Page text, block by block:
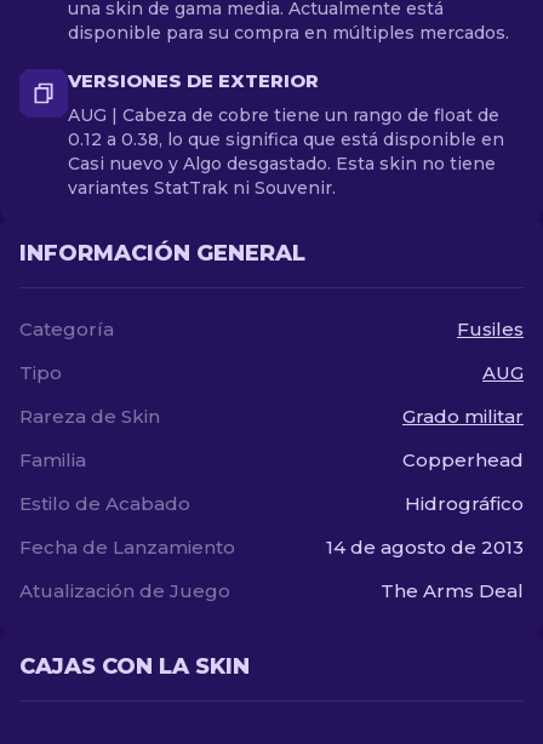
una skin de gama media. Actualmente está
disponible para su compra en múltiples mercados.
VERSIONES DE EXTERIOR
AUG | Cabeza de cobre tiene un rango de float de
0.12 a 0.38, lo que significa que está disponible en
Casi nuevo y Algo desgastado. Esta skin no tiene
variantes StatTrak ni Souvenir.
INFORMACIÓN GENERAL
Categoría
Fusiles
Tipo
AUG
Rareza de Skin
Grado militar
Familia
Copperhead
Estilo de Acabado
Hidrográfico
Fecha de Lanzamiento
14 de agosto de 2013
Atualización de Juego
The Arms Deal
CAJAS CON LA SKIN